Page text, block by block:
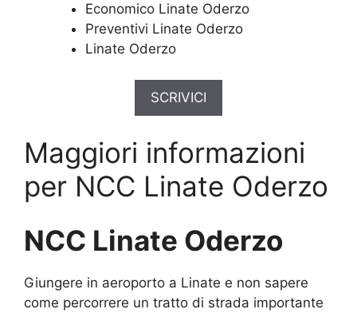
Economico Linate Oderzo
Preventivi Linate Oderzo
Linate Oderzo
SCRIVICI
Maggiori informazioni
per NCC Linate Oderzo
NCC Linate Oderzo
Giungere in aeroporto a Linate e non sapere
come percorrere un tratto di strada importante